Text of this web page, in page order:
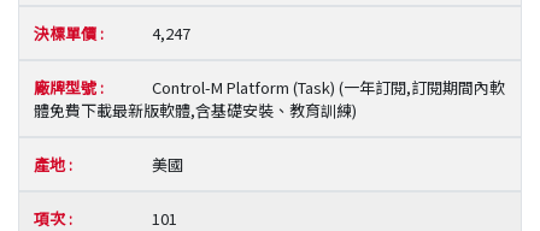
4,247
Control-M Platform (Task) (一年訂閱,訂閱期間內軟
體免費下載最新版軟體,含基礎安裝、教育訓練)
美國
101